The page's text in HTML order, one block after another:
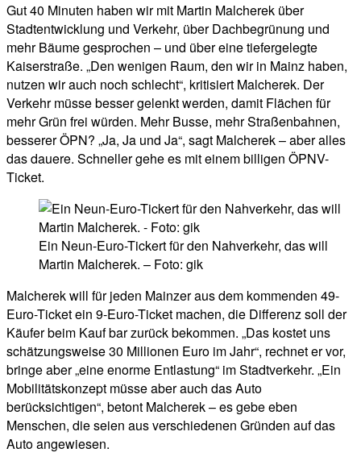
Gut 40 Minuten haben wir mit Martin Malcherek über
Stadtentwicklung und Verkehr, über Dachbegrünung und
mehr Bäume gesprochen – und über eine tiefergelegte
Kaiserstraße. „Den wenigen Raum, den wir in Mainz haben,
nutzen wir auch noch schlecht“, kritisiert Malcherek. Der
Verkehr müsse besser gelenkt werden, damit Flächen für
mehr Grün frei würden. Mehr Busse, mehr Straßenbahnen,
besserer ÖPN? „Ja, Ja und Ja“, sagt Malcherek – aber alles
das dauere. Schneller gehe es mit einem billigen ÖPNV-
Ticket.
Ein Neun-Euro-Tickert für den Nahverkehr, das will
Martin Malcherek. – Foto: gik
Malcherek will für jeden Mainzer aus dem kommenden 49-
Euro-Ticket ein 9-Euro-Ticket machen, die Differenz soll der
Käufer beim Kauf bar zurück bekommen. „Das kostet uns
schätzungsweise 30 Millionen Euro im Jahr“, rechnet er vor,
bringe aber „eine enorme Entlastung“ im Stadtverkehr. „Ein
Mobilitätskonzept müsse aber auch das Auto
berücksichtigen“, betont Malcherek – es gebe eben
Menschen, die seien aus verschiedenen Gründen auf das
Auto angewiesen.